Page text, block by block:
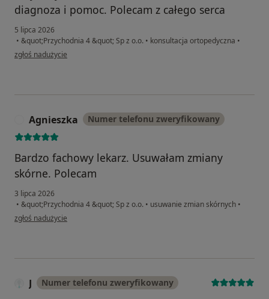
diagnoza i pomoc. Polecam z całego serca
5 lipca 2026
• &quot;Przychodnia 4 &quot; Sp z o.o. • konsultacja ortopedyczna •
w opinii użytkownika Wiktoria
zgłoś nadużycie
Agnieszka Numer telefonu zweryfikowany
Bardzo fachowy lekarz. Usuwałam zmiany
skórne. Polecam
3 lipca 2026
• &quot;Przychodnia 4 &quot; Sp z o.o. • usuwanie zmian skórnych •
w opinii użytkownika Agnieszka
zgłoś nadużycie
J Numer telefonu zweryfikowany